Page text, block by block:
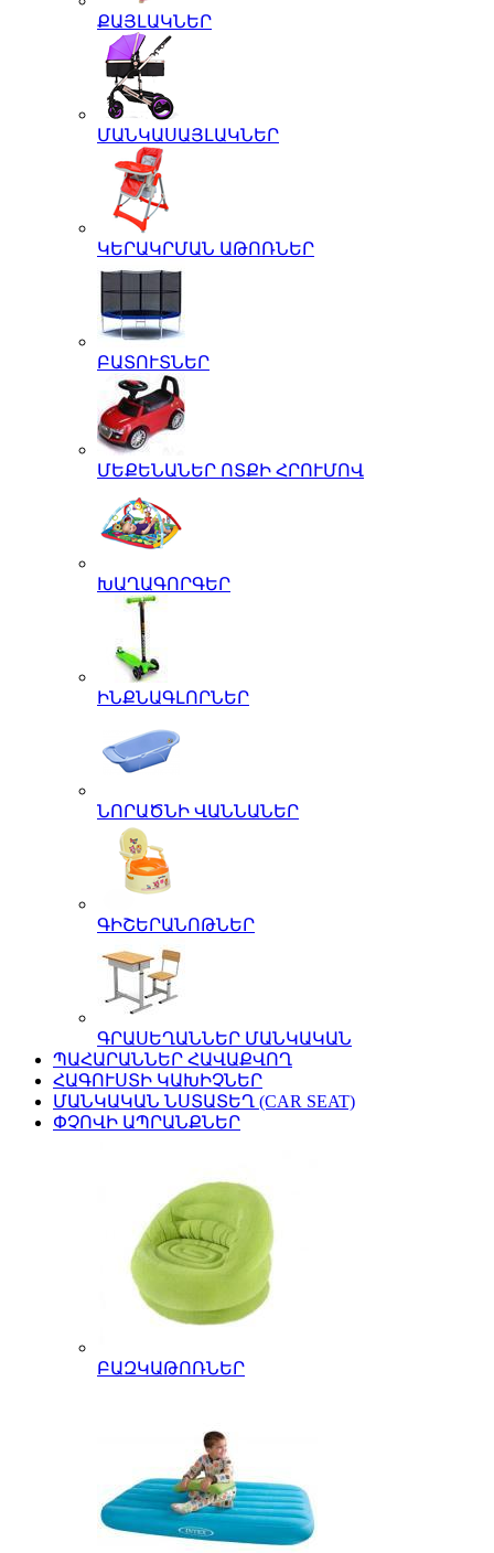
ՔԱՅԼԱԿՆԵՐ
ՄԱՆԿԱՍԱՅԼԱԿՆԵՐ
ԿԵՐԱԿՐՄԱՆ ԱԹՈՌՆԵՐ
ԲԱՏՈՒՏՆԵՐ
ՄԵՔԵՆԱՆԵՐ ՈՏՔԻ ՀՐՈՒՄՈՎ
ԽԱՂԱԳՈՐԳԵՐ
ԻՆՔՆԱԳԼՈՐՆԵՐ
ՆՈՐԱԾՆԻ ՎԱՆՆԱՆԵՐ
ԳԻՇԵՐԱՆՈԹՆԵՐ
ԳՐԱՍԵՂԱՆՆԵՐ ՄԱՆԿԱԿԱՆ
ՊԱՀԱՐԱՆՆԵՐ ՀԱՎԱՔՎՈՂ
ՀԱԳՈՒՍՏԻ ԿԱԽԻՉՆԵՐ
ՄԱՆԿԱԿԱՆ ՆՍՏԱՏԵՂ (CAR SEAT)
ՓՉՈՎԻ ԱՊՐԱՆՔՆԵՐ
ԲԱԶԿԱԹՈՌՆԵՐ